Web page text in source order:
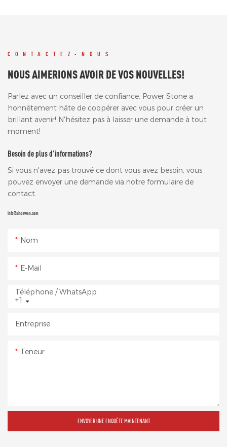
CONTACTEZ-NOUS
NOUS AIMERIONS AVOIR DE VOS NOUVELLES!
Parlez avec un conseiller de confiance. Power Stone a
honnêtement hâte de coopérer avec vous pour créer un
brillant avenir! N'hésitez pas à laisser une demande à tout
moment!
Besoin de plus d'informations?
Si vous n'avez pas trouvé ce dont vous avez besoin, vous
pouvez envoyer une demande via notre formulaire de
contact.
info@sinoswan.com
Nom
E-Mail
+1
Téléphone / WhatsApp
Entreprise
Teneur
ENVOYER UNE ENQUÊTE MAINTENANT